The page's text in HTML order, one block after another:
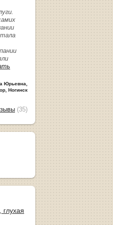
Юрьевна,
Ногинск
(35)